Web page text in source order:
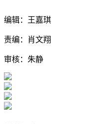
编辑：王嘉琪
责编：肖文翔
审核：朱静